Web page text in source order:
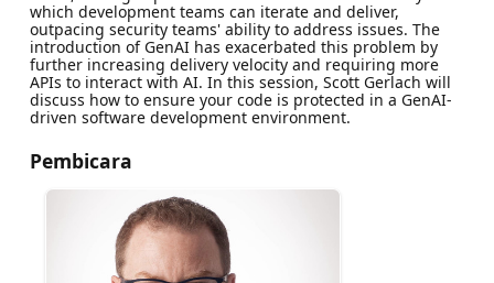
which development teams can iterate and deliver,
outpacing security teams' ability to address issues. The
introduction of GenAI has exacerbated this problem by
further increasing delivery velocity and requiring more
APIs to interact with AI. In this session, Scott Gerlach will
discuss how to ensure your code is protected in a GenAI-
driven software development environment.
Pembicara